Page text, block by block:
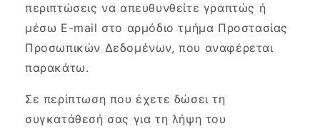
περιπτώσεις να απευθυνθείτε γραπτώς ή
μέσω E-mail στο αρμόδιο τμήμα Προστασίας
Προσωπικών Δεδομένων, που αναφέρεται
παρακάτω.
Σε περίπτωση που έχετε δώσει τη
συγκατάθεσή σας για τη λήψη του